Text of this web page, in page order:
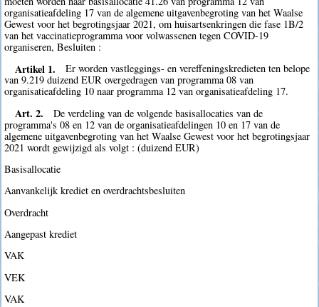
organisatieafdeling 17 van de algemene uitgavenbegroting van het Waalse
Gewest voor het begrotingsjaar 2021, om huisartsenkringen die fase 1B/2
van het vaccinatieprogramma voor volwassenen tegen COVID-19
organiseren, Besluiten :
Artikel 1.
Er worden vastleggings- en vereffeningskredieten ten belope
van 9.219 duizend EUR overgedragen van programma 08 van
organisatieafdeling 10 naar programma 12 van organisatieafdeling 17.
Art. 2.
De verdeling van de volgende basisallocaties van de
programma's 08 en 12 van de organisatieafdelingen 10 en 17 van de
algemene uitgavenbegroting van het Waalse Gewest voor het begrotingsjaar
2021 wordt gewijzigd als volgt : (duizend EUR)
Basisallocatie
Aanvankelijk krediet en overdrachtsbesluiten
Overdracht
Aangepast krediet
VAK
VEK
VAK